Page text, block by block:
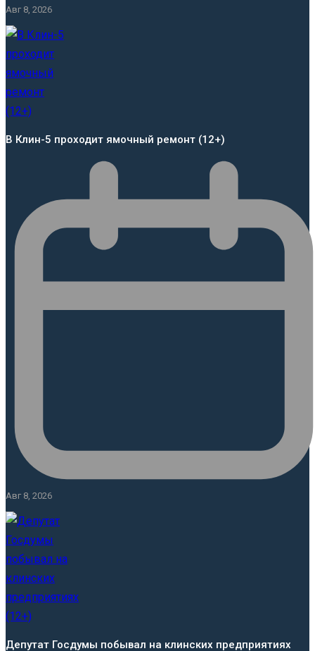
Авг 8, 2026
В Клин-5 проходит ямочный ремонт (12+)
Авг 8, 2026
Депутат Госдумы побывал на клинских предприятиях